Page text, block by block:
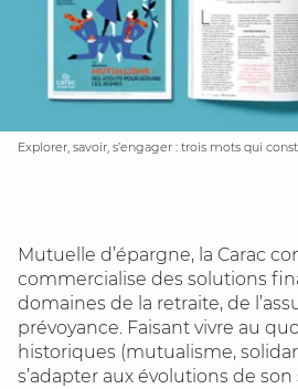
Explorer, savoir, s’engager : trois mots qui
Mutuelle d’épargne, la Carac
commercialise des solutions
domaines de la retraite, de
prévoyance. Faisant vivre au
historiques (mutualisme,
s’adapter aux évolutions de